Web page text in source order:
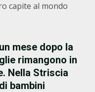
capite al mondo
mese dopo la
rimangono in
Nella Striscia
bambini